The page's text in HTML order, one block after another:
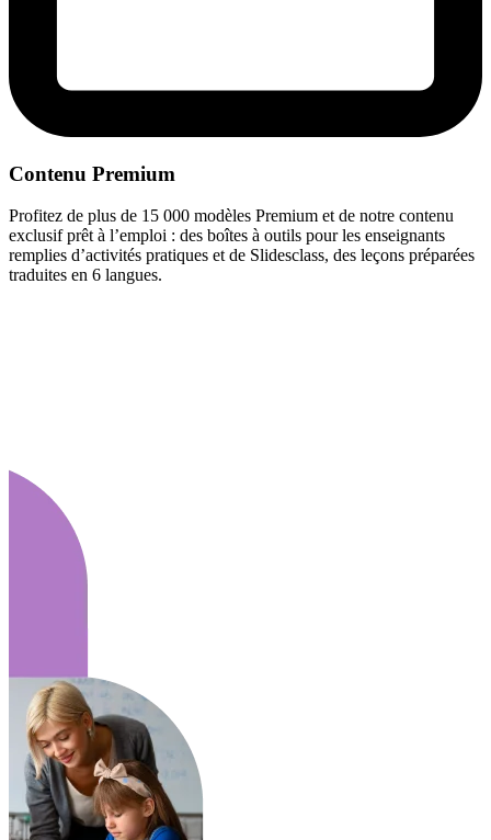
Contenu Premium
Profitez de plus de 15 000 modèles Premium et de notre contenu
exclusif prêt à l’emploi : des boîtes à outils pour les enseignants
remplies d’activités pratiques et de Slidesclass, des leçons préparées
traduites en 6 langues.